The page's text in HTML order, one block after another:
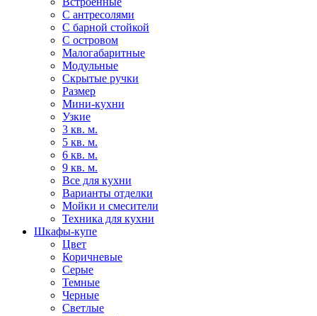
С антресолями
С барной стойкой
С островом
Малогабаритные
Модульные
Скрытые ручки
Размер
Мини-кухни
Узкие
3 кв. м.
5 кв. м.
6 кв. м.
9 кв. м.
Все для кухни
Варианты отделки
Мойки и смесители
Техника для кухни
Шкафы-купе
Цвет
Коричневые
Серые
Темные
Черные
Светлые